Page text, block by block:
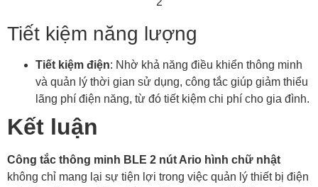
Tiết kiệm năng lượng
Tiết kiệm điện: Nhờ khả năng điều khiển thông minh
và quản lý thời gian sử dụng, công tắc giúp giảm thiểu
lãng phí điện năng, từ đó tiết kiệm chi phí cho gia đình.
Kết luận
Công tắc thông minh BLE 2 nút Ario hình chữ nhật
không chỉ mang lại sự tiện lợi trong việc quản lý thiết bị điện